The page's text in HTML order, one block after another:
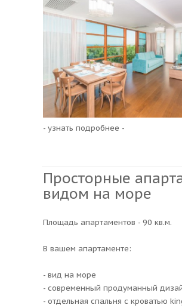
- узнать подробнее -
Просторные
видом на море
Площадь апартаментов - 90 кв.м.
В вашем апартаменте:
- вид на море
- современный продуманный
- отдельная спальня с кроватью